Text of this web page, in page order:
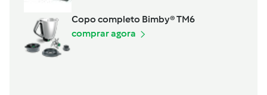
Copo completo Bimby® TM6
comprar agora